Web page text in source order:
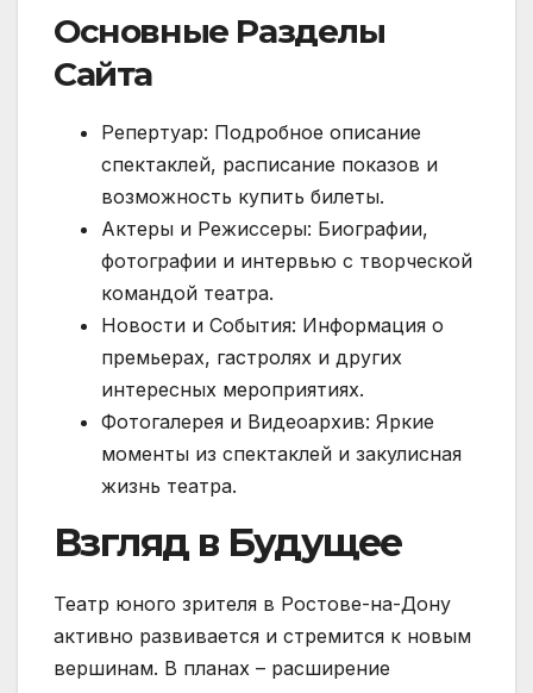
Основные Разделы
Сайта
Репертуар: Подробное описание
спектаклей, расписание показов и
возможность купить билеты.
Актеры и Режиссеры: Биографии,
фотографии и интервью с творческой
командой театра.
Новости и События: Информация о
премьерах, гастролях и других
интересных мероприятиях.
Фотогалерея и Видеоархив: Яркие
моменты из спектаклей и закулисная
жизнь театра.
Взгляд в Будущее
Театр юного зрителя в Ростове-на-Дону
активно развивается и стремится к новым
вершинам. В планах – расширение